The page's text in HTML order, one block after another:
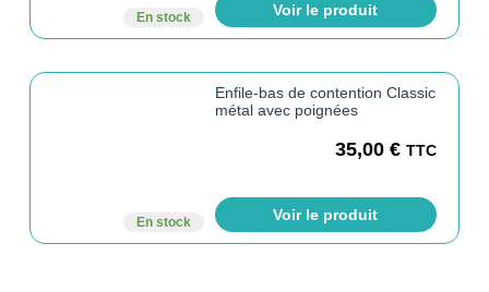
En stock Voir le produit
En stock
Enfile-bas de contention Classic
métal avec poignées
35,00€ TTC
Voir le produit